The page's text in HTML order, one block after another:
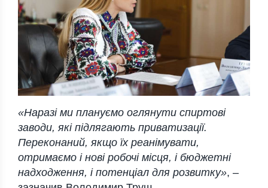
«Наразі ми плануємо оглянути спиртові
заводи, які підлягають приватизації.
Переконаний, якщо їх реанімувати,
отримаємо і нові робочі місця, і бюджетні
надходження, і потенціал для розвитку», –